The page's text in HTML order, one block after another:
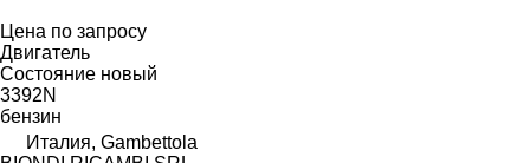
Цена по запросу
Двигатель
Состояние новый
3392N
бензин
Италия, Gambettola